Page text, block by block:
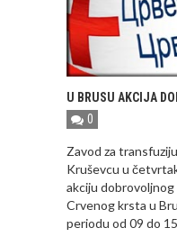
U BRUSU AKCIJA
0
Zavod za
Kruševcu u
akciju
Crvenog krsta u
periodu od 09 do